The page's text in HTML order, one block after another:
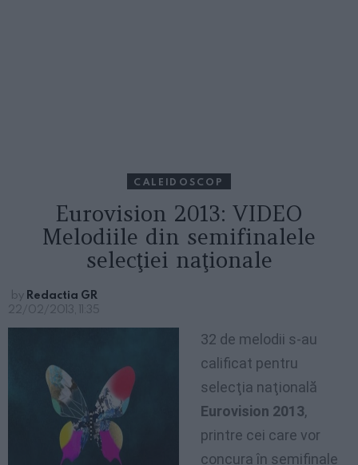
CALEIDOSCOP
Eurovision 2013: VIDEO
Melodiile din semifinalele
selecţiei naţionale
by Redactia GR
22/02/2013, 11:35
32 de melodii s-au
calificat pentru
selecţia naţională
Eurovision 2013,
printre cei care vor
concura în semifinale